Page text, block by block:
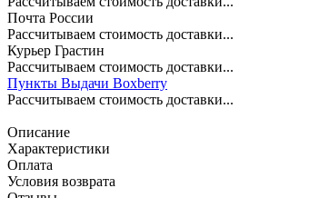
Почта России
Рассчитываем стоимость доставки...
Курьер Грастин
Рассчитываем стоимость доставки...
Пункты Выдачи Boxberry
Рассчитываем стоимость доставки...
Описание
Характеристики
Оплата
Условия возврата